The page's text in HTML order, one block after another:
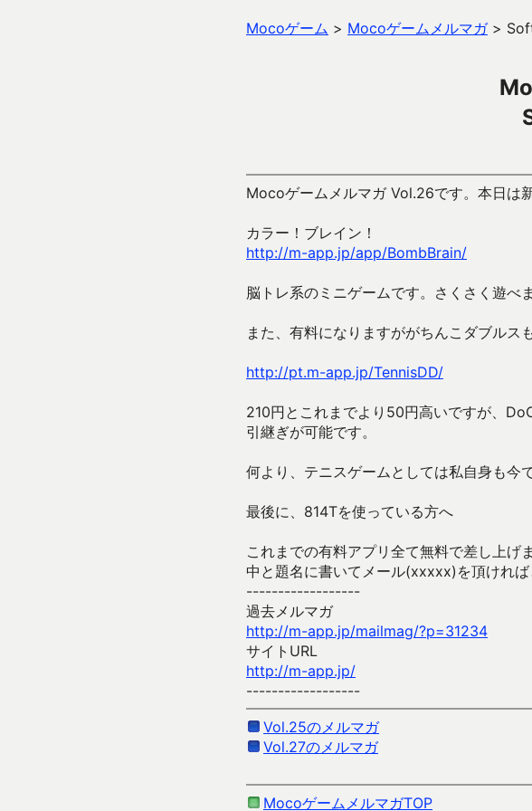
Mocoゲーム > Mocoゲームメルマガ>
Mocoゲームメルマガ Vol.26です。本日は
カラー！ブレイン！
http://m-app.jp/app/BombBrain/
脳トレ系のミニゲームです。さくさく遊べ
また、有料になりますががちんこダブルス
http://pt.m-app.jp/TennisDD/
210円とこれまでより50円高いですが、
引継ぎが可能です。
何より、テニスゲームとしては私自身も今
最後に、814Tを使っている方へ
これまでの有料アプリ全て無料で差し上げ
中と題名に書いてメール(xxxxx)を頂ければ
------------------
過去メルマガ
http://m-app.jp/mailmag/?p=31234
サイトURL
http://m-app.jp/
------------------
Vol.25のメルマガ
Vol.27のメルマガ
MocoゲームメルマガTOP